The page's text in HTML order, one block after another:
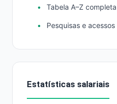
Tabela A–Z
Pesquisas e
Estatísticas salariais